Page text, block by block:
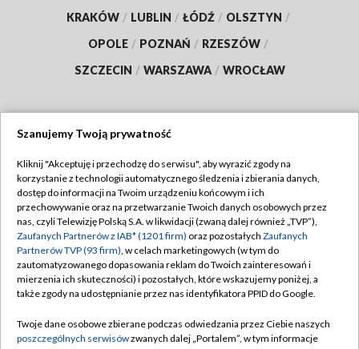
KRAKÓW / LUBLIN / ŁÓDŹ / OLSZTYN /
OPOLE / POZNAŃ / RZESZÓW /
SZCZECIN / WARSZAWA / WROCŁAW
TVP
Abonament TVP
Emisja w TVP
Centrum informacji TVP
Naziemna Telewizja Cyfrowa
Rada Programowa
Regulamin TVP
Polityka prywatności
Moje zgody
Pomoc
Kontakt
Szanujemy Twoją prywatność
Kliknij "Akceptuję i przechodzę do serwisu", aby wyrazić zgody na
korzystanie z technologii automatycznego śledzenia i zbierania danych,
dostęp do informacji na Twoim urządzeniu końcowym i ich
przechowywanie oraz na przetwarzanie Twoich danych osobowych przez
nas, czyli Telewizję Polską S.A. w likwidacji (zwaną dalej również „TVP”),
Zaufanych Partnerów z IAB* (1201 firm) oraz pozostałych Zaufanych
Partnerów TVP (93 firm), w celach marketingowych (w tym do
zautomatyzowanego dopasowania reklam do Twoich zainteresowań i
mierzenia ich skuteczności) i pozostałych, które wskazujemy poniżej, a
także zgody na udostępnianie przez nas identyfikatora PPID do Google.
Twoje dane osobowe zbierane podczas odwiedzania przez Ciebie naszych
poszczególnych serwisówzwanych dalej „Portalem”, w tym informacje